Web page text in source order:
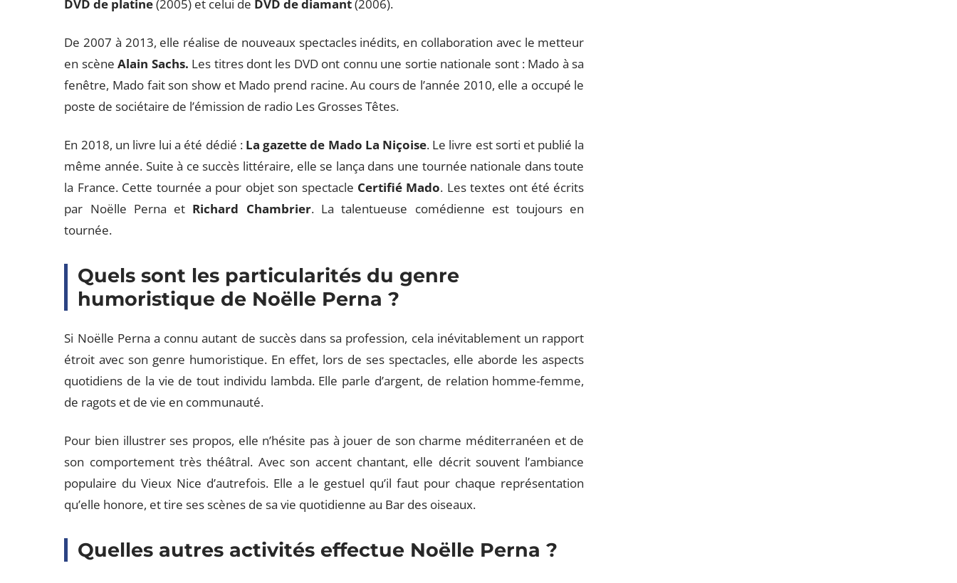
DVD de platine(2005) et celui de DVD de diamant(2006).
De 2007 à 2013, elle réalise de nouveaux spectacles inédits, en collaboration avec le metteur
en scèneAlain Sachs. Les titres dont les DVD ont connu une sortie nationale sont : Mado à sa
fenêtre, Mado fait son show et Mado prend racine. Au cours de l’année 2010, elle a occupé le
poste de sociétaire de l’émission de radio Les Grosses Têtes.
En 2018, un livre lui a été dédié : La gazette de Mado La Niçoise. Le livre est sorti et publié la
même année. Suite à ce succès littéraire, elle se lança dans une tournée nationale dans toute
la France. Cette tournée a pour objet son spectacle Certifié Mado. Les textes ont été écrits
par Noëlle Perna et Richard Chambrier. La talentueuse comédienne est toujours en
tournée.
Quels sont les particularités du genre
humoristique de Noëlle Perna ?
Si Noëlle Perna a connu autant de succès dans sa profession, cela inévitablement un rapport
étroit avec son genre humoristique. En effet, lors de ses spectacles, elle aborde les aspects
quotidiens de la vie de tout individu lambda. Elle parle d’argent, de relation homme-femme,
de ragots et de vie en communauté.
Pour bien illustrer ses propos, elle n’hésite pas à jouer de son charme méditerranéen et de
son comportement très théâtral. Avec son accent chantant, elle décrit souvent l’ambiance
populaire du Vieux Nice d’autrefois. Elle a le gestuel qu’il faut pour chaque représentation
qu’elle honore, et tire ses scènes de sa vie quotidienne au Bar des oiseaux.
Quelles autres activités effectue Noëlle Perna ?